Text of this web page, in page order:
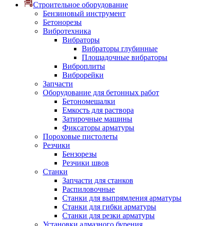
Строительное оборудование
Бензиновый инструмент
Бетонорезы
Вибротехника
Вибраторы
Вибраторы глубинные
Площадочные вибраторы
Виброплиты
Виброрейки
Запчасти
Оборудование для бетонных работ
Бетономешалки
Емкость для раствора
Затирочные машины
Фиксаторы арматуры
Пороховые пистолеты
Резчики
Бензорезы
Резчики швов
Станки
Запчасти для станков
Распиловочные
Станки для выпрямления арматуры
Станки для гибки арматуры
Станки для резки арматуры
Установки алмазного бурения